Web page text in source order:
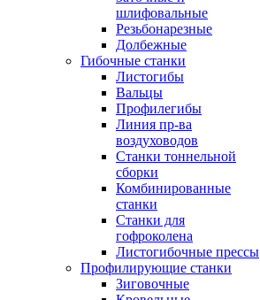
шлифовальные
Резьбонарезные
Долбежные
Гибочные станки
Листогибы
Вальцы
Профилегибы
Линия пр-ва
воздуховодов
Станки тоннельной
сборки
Комбинированные
станки
Станки для
гофроколена
Листогибочные прессы
Профилирующие станки
Зиговочные